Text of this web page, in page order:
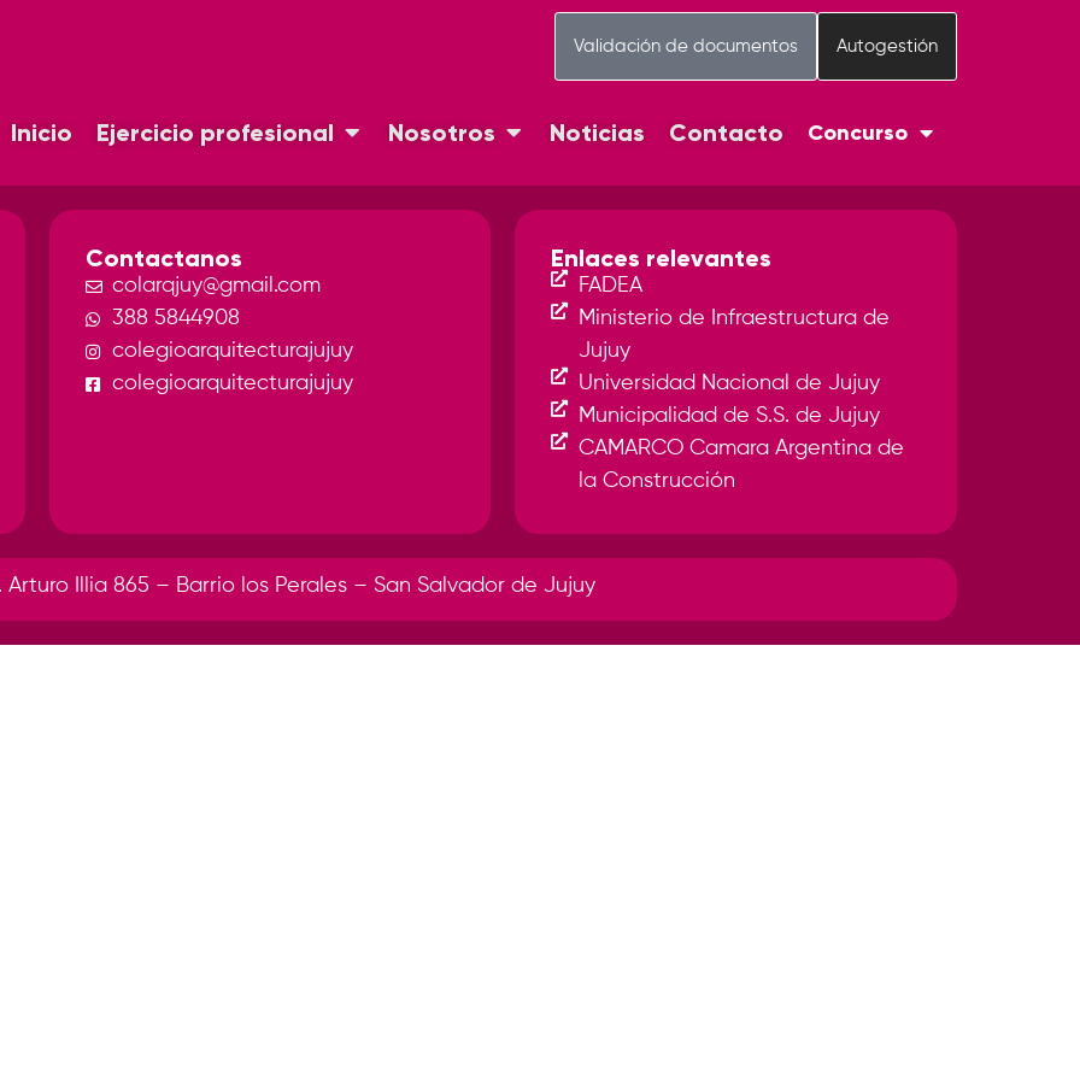
Autogestión
Validación de documentos
Inicio Ejercicio profesional Nosotros Noticias Contacto Concurso
Contactanos
colarqjuy@gmail.com
388 5844908
colegioarquitecturajujuy
colegioarquitecturajujuy
Enlaces relevantes
FADEA
Ministerio de Infraestructura de
Jujuy
Universidad Nacional de Jujuy
Municipalidad de S.S. de Jujuy
CAMARCO Camara Argentina de
la Construcción
Arturo Illia 865 – Barrio los Perales – San Salvador de Jujuy